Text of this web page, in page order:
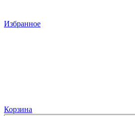
Избранное
Корзина